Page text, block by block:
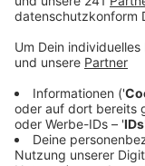
oder Rucksäcke
Veröffentlicht:
Anzeige
Auf maximal 28